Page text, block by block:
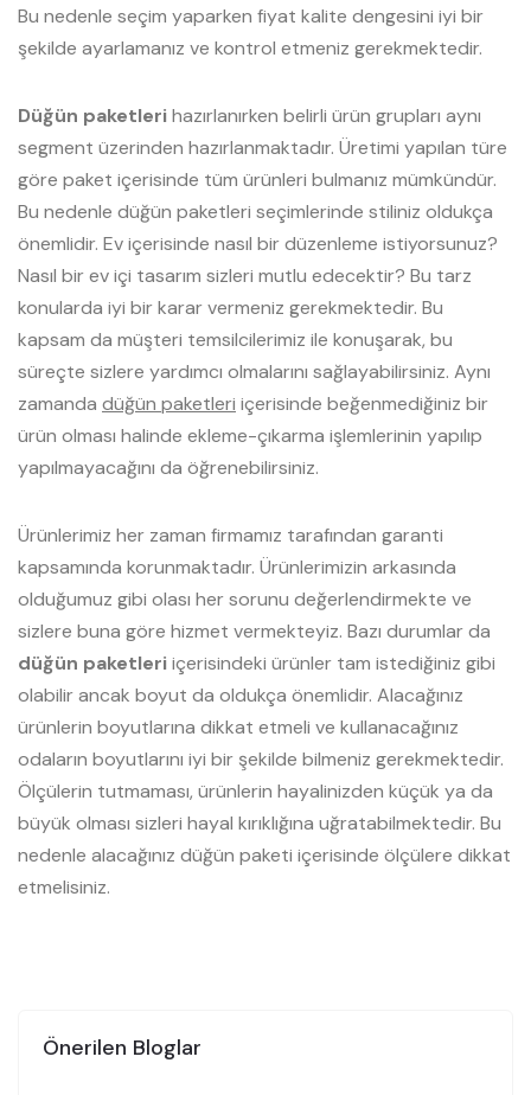
Bu nedenle seçim yaparken fiyat kalite dengesini iyi bir
şekilde ayarlamanız ve kontrol etmeniz gerekmektedir.
Düğün paketlerihazırlanırken belirli ürün grupları aynı
segment üzerinden hazırlanmaktadır. Üretimi yapılan türe
göre paket içerisinde tüm ürünleri bulmanız mümkündür.
Bu nedenle düğün paketleri seçimlerinde stiliniz oldukça
önemlidir. Ev içerisinde nasıl bir düzenleme istiyorsunuz?
Nasıl bir ev içi tasarım sizleri mutlu edecektir? Bu tarz
konularda iyi bir karar vermeniz gerekmektedir. Bu
kapsam da müşteri temsilcilerimiz ile konuşarak, bu
süreçte sizlere yardımcı olmalarını sağlayabilirsiniz. Aynı
zamanda düğün paketleri içerisinde beğenmediğiniz bir
ürün olması halinde ekleme-çıkarma işlemlerinin yapılıp
yapılmayacağını da öğrenebilirsiniz.
Ürünlerimiz her zaman firmamız tarafından garanti
kapsamında korunmaktadır. Ürünlerimizin arkasında
olduğumuz gibi olası her sorunu değerlendirmekte ve
sizlere buna göre hizmet vermekteyiz. Bazı durumlar da
düğün paketleriiçerisindeki ürünler tam istediğiniz gibi
olabilir ancak boyut da oldukça önemlidir. Alacağınız
ürünlerin boyutlarına dikkat etmeli ve kullanacağınız
odaların boyutlarını iyi bir şekilde bilmeniz gerekmektedir.
Ölçülerin tutmaması, ürünlerin hayalinizden küçük ya da
büyük olması sizleri hayal kırıklığına uğratabilmektedir. Bu
nedenle alacağınız düğün paketi içerisinde ölçülere dikkat
etmelisiniz.
Önerilen Bloglar